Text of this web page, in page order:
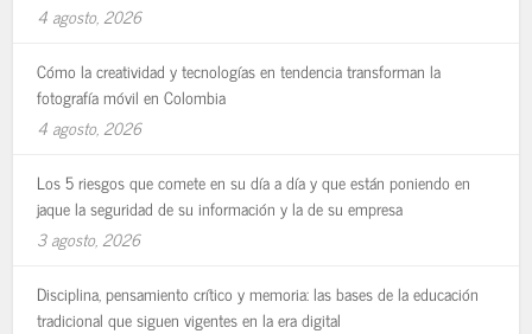
4 agosto, 2026
Cómo la creatividad y tecnologías en tendencia transforman la
fotografía móvil en Colombia
4 agosto, 2026
Los 5 riesgos que comete en su día a día y que están poniendo en
jaque la seguridad de su información y la de su empresa
3 agosto, 2026
Disciplina, pensamiento crítico y memoria: las bases de la educación
tradicional que siguen vigentes en la era digital